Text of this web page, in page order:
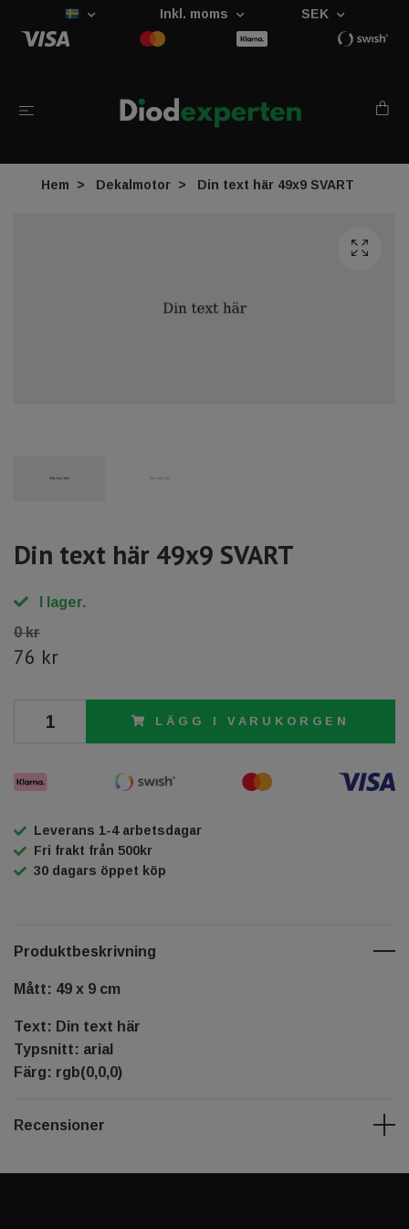
Inkl. moms SEK
Hem Dekalmotor Din text här 49x9 SVART
Din text här 49x9 SVART
I lager.
0 kr
76 kr
LÄGG I VARUKORGEN
Leverans 1-4 arbetsdagar
Fri frakt från 500kr
30 dagars öppet köp
Produktbeskrivning
Mått: 49 x 9 cm
Text: Din text här
Typsnitt: arial
Färg: rgb(0,0,0)
Recensioner